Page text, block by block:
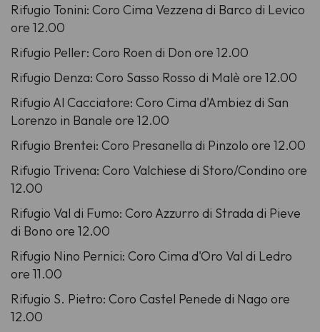
Rifugio Tonini: Coro Cima Vezzena di Barco di Levico
ore 12.00
Rifugio Peller: Coro Roen di Don ore 12.00
Rifugio Denza: Coro Sasso Rosso di Malè ore 12.00
Rifugio Al Cacciatore: Coro Cima d'Ambiez di San
Lorenzo in Banale ore 12.00
Rifugio Brentei: Coro Presanella di Pinzolo ore 12.00
Rifugio Trivena: Coro Valchiese di Storo/Condino ore
12.00
Rifugio Val di Fumo: Coro Azzurro di Strada di Pieve
di Bono ore 12.00
Rifugio Nino Pernici: Coro Cima d'Oro Val di Ledro
ore 11.00
Rifugio S. Pietro: Coro Castel Penede di Nago ore
12.00